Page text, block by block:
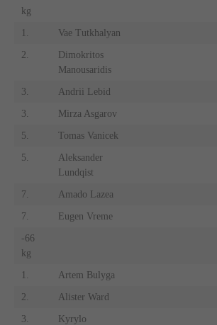
kg
1. Vae Tutkhalyan
2.
Dimokritos
Manousaridis
3. Andrii Lebid
3. Mirza Asgarov
5. Tomas Vanicek
5.
Aleksander
Lundqist
7. Amado Lazea
7. Eugen Vreme
-66
kg
1. Artem Bulyga
2. Alister Ward
3.
Kyrylo